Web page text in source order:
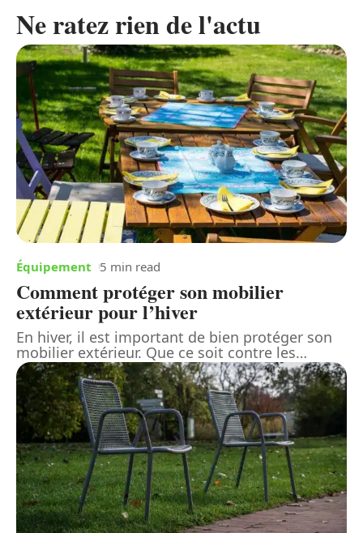
Ne ratez rien de l'actu
Équipement 5 min read
Comment protéger son mobilier
extérieur pour l’hiver
En hiver, il est important de bien protéger son
mobilier extérieur. Que ce soit contre les…